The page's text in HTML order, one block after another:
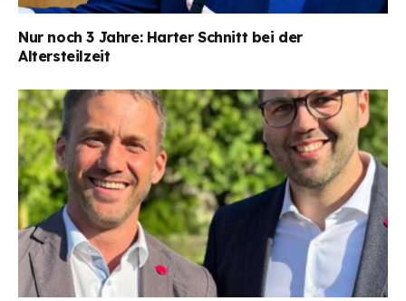
Nur noch 3 Jahre: Harter Schnitt bei der
Altersteilzeit